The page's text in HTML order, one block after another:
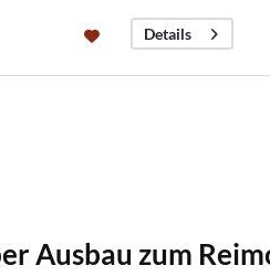
Details
Ausbau zum